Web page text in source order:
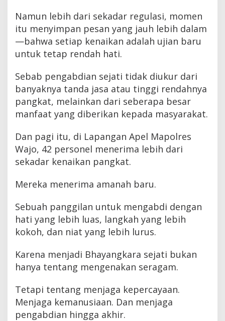
Namun lebih dari sekadar regulasi, momen
itu menyimpan pesan yang jauh lebih dalam
—bahwa setiap kenaikan adalah ujian baru
untuk tetap rendah hati.
Sebab pengabdian sejati tidak diukur dari
banyaknya tanda jasa atau tinggi rendahnya
pangkat, melainkan dari seberapa besar
manfaat yang diberikan kepada masyarakat.
Dan pagi itu, di Lapangan Apel Mapolres
Wajo, 42 personel menerima lebih dari
sekadar kenaikan pangkat.
Mereka menerima amanah baru.
Sebuah panggilan untuk mengabdi dengan
hati yang lebih luas, langkah yang lebih
kokoh, dan niat yang lebih lurus.
Karena menjadi Bhayangkara sejati bukan
hanya tentang mengenakan seragam.
Tetapi tentang menjaga kepercayaan.
Menjaga kemanusiaan. Dan menjaga
pengabdian hingga akhir.